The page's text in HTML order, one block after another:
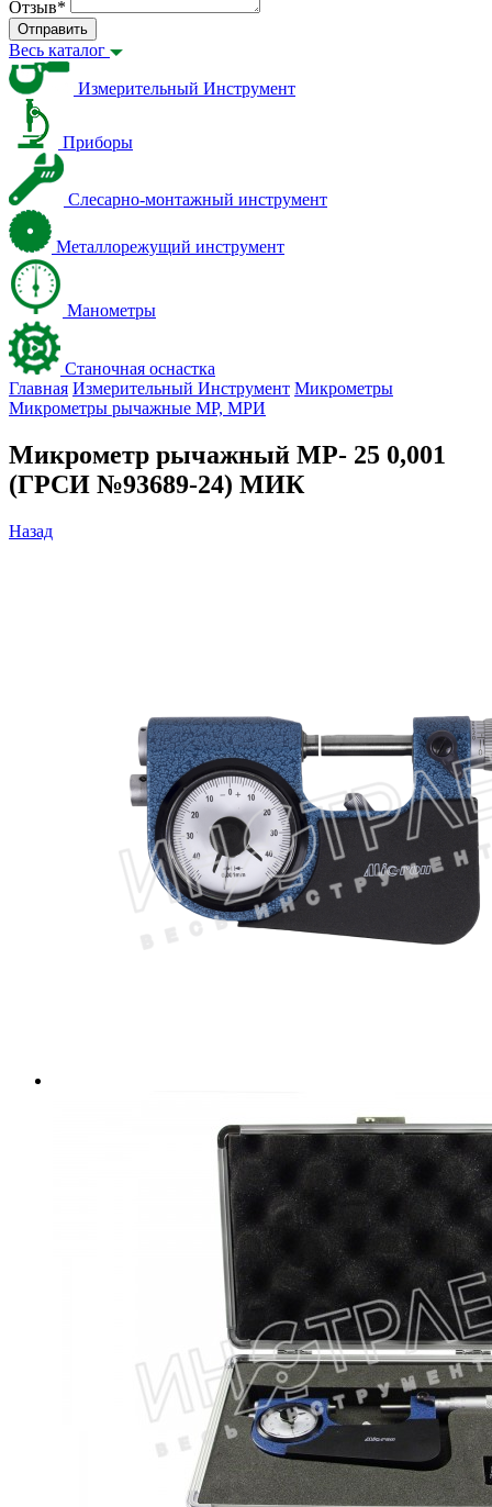
Отзыв*
Отправить
Весь каталог
Измерительный Инструмент
Приборы
Слесарно-монтажный инструмент
Металлорежущий инструмент
Манометры
Станочная оснастка
Главная Измерительный Инструмент Микрометры
Микрометры рычажные МР, МРИ
Микрометр рычажный МР- 25 0,001
(ГРСИ №93689-24) МИК
Назад